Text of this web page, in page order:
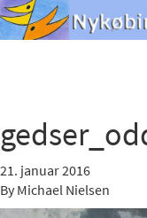
21. januar 2016
By Michael Nielsen